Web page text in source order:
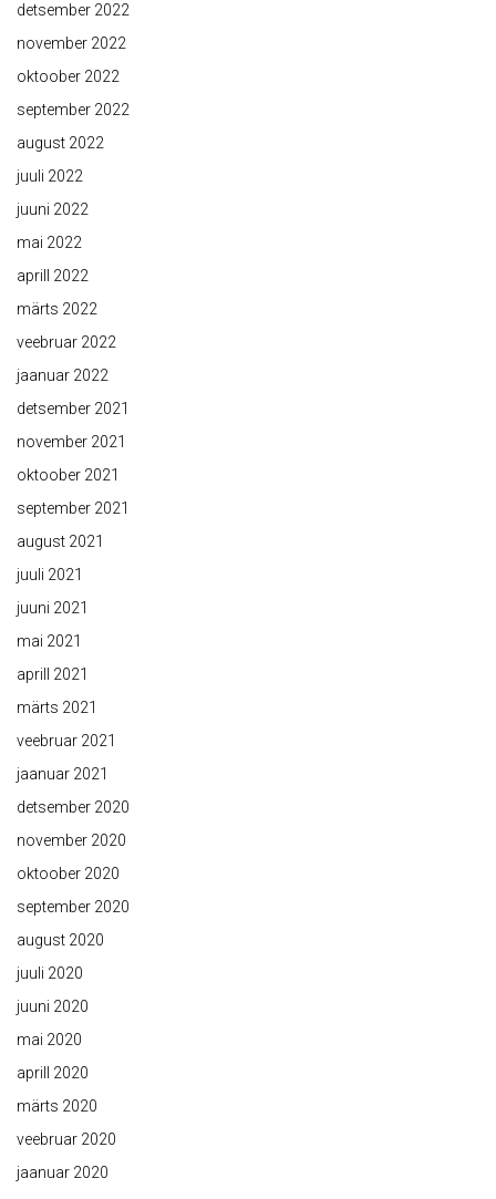
detsember 2022
november 2022
oktoober 2022
september 2022
august 2022
juuli 2022
juuni 2022
mai 2022
aprill 2022
märts 2022
veebruar 2022
jaanuar 2022
detsember 2021
november 2021
oktoober 2021
september 2021
august 2021
juuli 2021
juuni 2021
mai 2021
aprill 2021
märts 2021
veebruar 2021
jaanuar 2021
detsember 2020
november 2020
oktoober 2020
september 2020
august 2020
juuli 2020
juuni 2020
mai 2020
aprill 2020
märts 2020
veebruar 2020
jaanuar 2020